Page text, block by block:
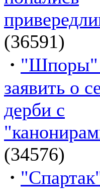
(36591)
· "Шпоры"
заявить о
дерби с
(34576)
·